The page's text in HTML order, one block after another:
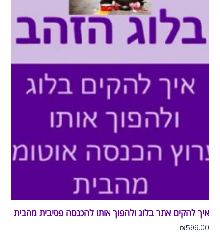
איך להקים אתר בלוג ולהפוך אותו להכנסה פסיבית מהבית
₪599.00